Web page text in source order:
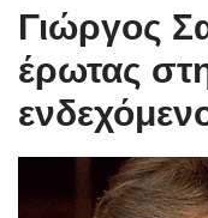
Γιώργος
έρωτας